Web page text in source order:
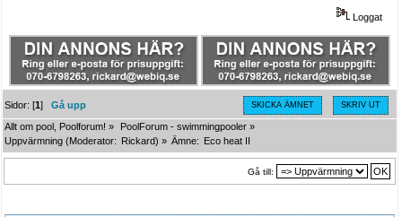
Loggat
SKICKA ÄMNET SKRIV UT
Sidor: [1]Gå upp
Allt om pool, Poolforum! » PoolForum - swimmingpooler »
Uppvärmning (Moderator: Rickard) » Ämne: Eco heat II
Gå till: